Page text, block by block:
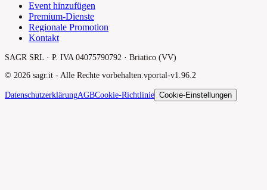
Event hinzufügen
Premium-Dienste
Regionale Promotion
Kontakt
SAGR SRL · P. IVA 04075790792 · Briatico (VV)
© 2026 sagr.it - Alle Rechte vorbehalten.vportal-v1.96.2
DatenschutzerklärungAGBCookie-Richtlinie Cookie-Einstellungen